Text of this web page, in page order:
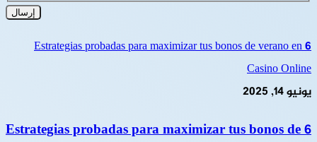
6 Estrategias probadas para maximizar tus bonos de verano en
Casino Online
يونيو 14, 2025
6 Estrategias probadas para maximizar tus bonos de